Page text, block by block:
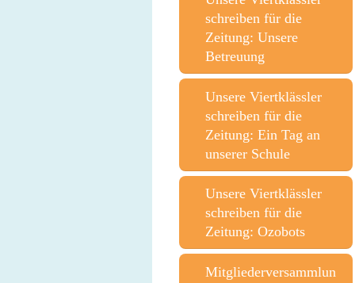
schreiben für die
Zeitung: Unsere
Betreuung
Unsere Viertklässler
schreiben für die
Zeitung: Ein Tag an
unserer Schule
Unsere Viertklässler
schreiben für die
Zeitung: Ozobots
Mitgliederversammlun